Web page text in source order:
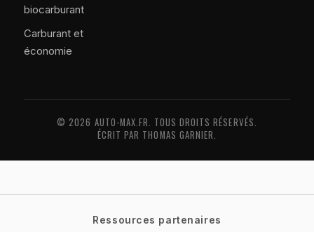
biocarburant
Carburant et
économie
© 2026 AUTO-MAX.FR. TOUS DROITS RÉSERVÉS.
ÉCRIT PAR THOMAS GARNIER.
Ressources partenaires